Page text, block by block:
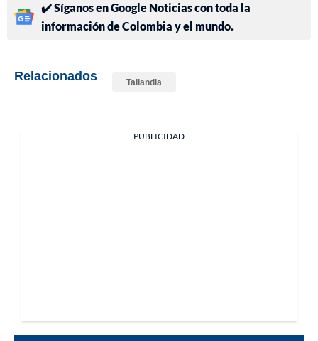
✔️ Síganos en Google Noticias con toda la
información de Colombia y el mundo.
Relacionados Tailandia
PUBLICIDAD